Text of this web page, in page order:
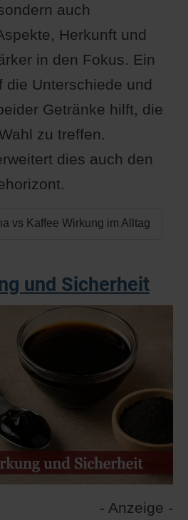
auch
Herkunft und
in den Fokus. Ein
die Unterschiede und
Getränke hilft, die
zu treffen.
dies auch den
vs Kaffee Wirkung im Alltag
und Sicherheit
- Anzeige -